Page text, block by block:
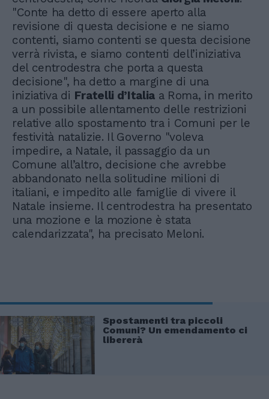
"Conte ha detto di essere aperto alla
revisione di questa decisione e ne siamo
contenti, siamo contenti se questa decisione
verrà rivista, e siamo contenti dell’iniziativa
del centrodestra che porta a questa
decisione", ha detto a margine di una
iniziativa di Fratelli d’Italia a Roma, in merito
a un possibile allentamento delle restrizioni
relative allo spostamento tra i Comuni per le
festività natalizie. Il Governo "voleva
impedire, a Natale, il passaggio da un
Comune all’altro, decisione che avrebbe
abbandonato nella solitudine milioni di
italiani, e impedito alle famiglie di vivere il
Natale insieme. Il centrodestra ha presentato
una mozione e la mozione è stata
calendarizzata", ha precisato Meloni.
Spostamenti tra piccoli
Comuni? Un emendamento ci
libererà